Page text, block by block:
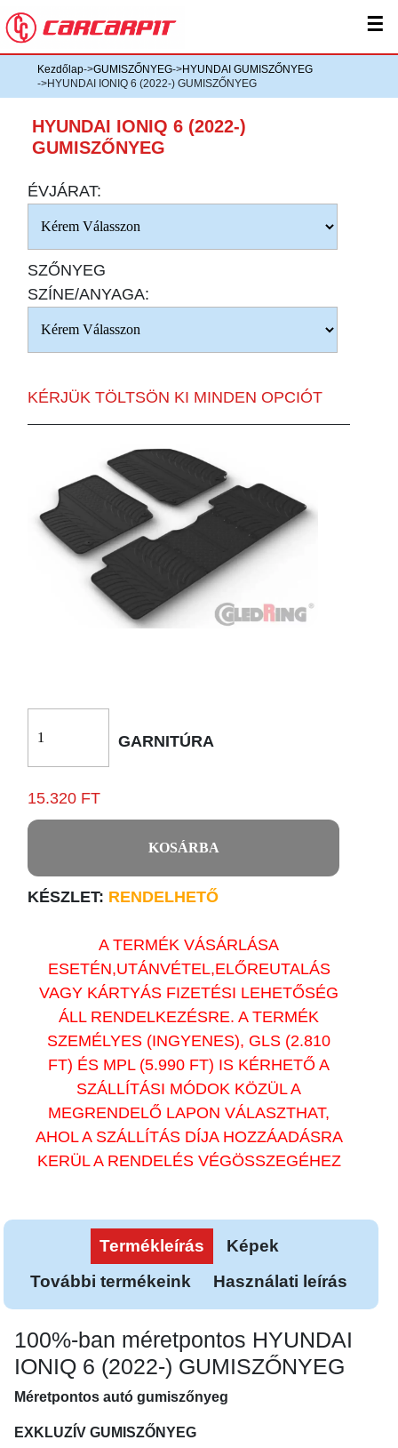
☰
Kezdőlap->GUMISZŐNYEG->HYUNDAI GUMISZŐNYEG
->HYUNDAI IONIQ 6 (2022-) GUMISZŐNYEG
HYUNDAI IONIQ 6 (2022-)
GUMISZŐNYEG
ÉVJÁRAT:
SZŐNYEG
SZÍNE/ANYAGA:
KÉRJÜK TÖLTSÖN KI MINDEN OPCIÓT
GARNITÚRA
15.320 FT
KOSÁRBA
KÉSZLET: RENDELHETŐ
A TERMÉK VÁSÁRLÁSA
ESETÉN,UTÁNVÉTEL,ELŐREUTALÁS
VAGY KÁRTYÁS FIZETÉSI LEHETŐSÉG
ÁLL RENDELKEZÉSRE. A TERMÉK
SZEMÉLYES (INGYENES), GLS (2.810
FT) ÉS MPL (5.990 FT) IS KÉRHETŐ A
SZÁLLÍTÁSI MÓDOK KÖZÜL A
MEGRENDELŐ LAPON VÁLASZTHAT,
AHOL A SZÁLLÍTÁS DÍJA HOZZÁADÁSRA
KERÜL A RENDELÉS VÉGÖSSZEGÉHEZ
Termékleírás
Képek
További termékeink
Használati leírás
100%-ban méretpontos HYUNDAI
IONIQ 6 (2022-) GUMISZŐNYEG
Méretpontos autó gumiszőnyeg
EXKLUZÍV GUMISZŐNYEG